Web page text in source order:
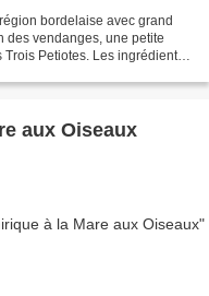
bordelaise avec grand
des vendanges, une petite
Petiotes. Les ingrédients
aux Oiseaux